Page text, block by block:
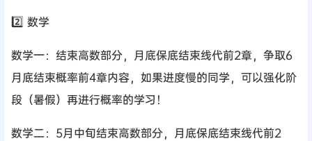
2️⃣ 数学
数学一：结束高数部分，月底保底结束线代前2章，争取6
月底结束概率前4章内容，如果进度慢的同学，可以强化阶
段（暑假）再进行概率的学习！
数学二：5月中旬结束高数部分，月底保底结束线代前2